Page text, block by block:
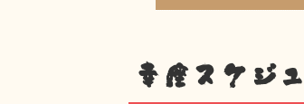
幸座スケジ